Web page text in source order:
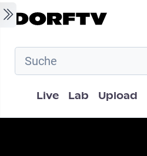
Skip to main content
Hauptnavigation
Live Lab Upload